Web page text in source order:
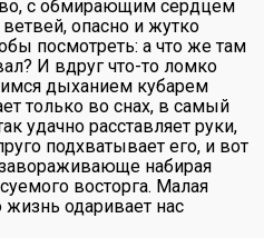
с обмирающим сердцем
опасно и жутко
посмотреть: а что же там
И вдруг что-то ломко
дыханием кубарем
только во снах, в самый
удачно расставляет руки,
подхватывает его, и вот
набирая
восторга. Малая
жизнь одаривает нас